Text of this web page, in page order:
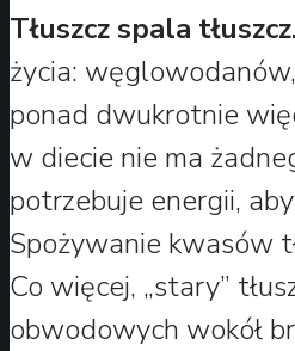
Tłuszcz spala
życia:
ponad dwukrotnie
w diecie nie ma
potrzebuje energii,
Spożywanie kwasów
Co więcej, „stary”
obwodowych wokół